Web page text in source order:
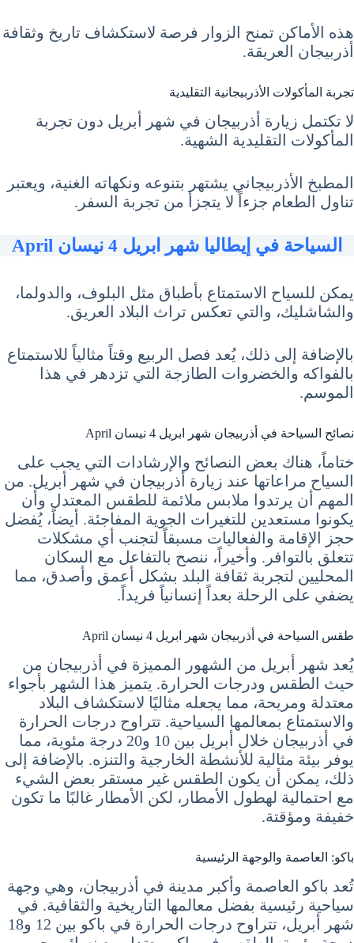
هذه الأماكن تمنح الزوار فرصة لاستكشاف تاريخ وثقافة
أذربيجان العريقة.
تجربة المأكولات الأذربيجانية التقليدية
لا تكتمل زيارة أذربيجان في شهر أبريل دون تجربة
المأكولات التقليدية الشهية.
المطبخ الأذربيجاني يشتهر بتنوعه ونكهاته الغنية، ويعتبر
تناول الطعام جزءاً لا يتجزأ من تجربة السفر.
السياحة في إيطاليا شهر ابريل 4 نيسان April
يمكن للسياح الاستمتاع بأطباق مثل البلوف، والدولما،
والشاشليك، والتي تعكس تراث البلاد العريق.
بالإضافة إلى ذلك، يُعد فصل الربيع وقتاً مثالياً للاستمتاع
بالفواكه والخضروات الطازجة التي تزدهر في هذا
الموسم.
نصائح السياحة في أذربيجان شهر ابريل 4 نيسان April
ختاماً، هناك بعض النصائح والإرشادات التي يجب على
السياح مراعاتها عند زيارة أذربيجان في شهر أبريل. من
المهم أن يرتدوا ملابس ملائمة للطقس المعتدل وأن
يكونوا مستعدين للتغيرات الجوية المفاجئة. أيضاً، يُفضل
حجز الإقامة والفعاليات مسبقاً لتجنب أي مشكلات
تتعلق بالتوافر. وأخيراً، ننصح بالتفاعل مع السكان
المحليين لتجربة ثقافة البلد بشكل أعمق وأصدق، مما
يضفي على الرحلة بعداً إنسانياً فريداً.
طقس السياحة في أذربيجان شهر ابريل 4 نيسان April
يُعد شهر أبريل من الشهور المميزة في أذربيجان من
حيث الطقس ودرجات الحرارة. يتميز هذا الشهر بأجواء
معتدلة ومريحة، مما يجعله مثاليًا لاستكشاف البلاد
والاستمتاع بمعالمها السياحية. تتراوح درجات الحرارة
في أذربيجان خلال أبريل بين 10 و20 درجة مئوية، مما
يوفر بيئة مثالية للأنشطة الخارجية والتنزه. بالإضافة إلى
ذلك، يمكن أن يكون الطقس غير مستقر بعض الشيء
مع احتمالية لهطول الأمطار، لكن الأمطار غالبًا ما تكون
خفيفة ومؤقتة.
باكو: العاصمة والوجهة الرئيسية
تُعد باكو العاصمة وأكبر مدينة في أذربيجان، وهي وجهة
سياحية رئيسية بفضل معالمها التاريخية والثقافية. في
شهر أبريل، تتراوح درجات الحرارة في باكو بين 12 و18